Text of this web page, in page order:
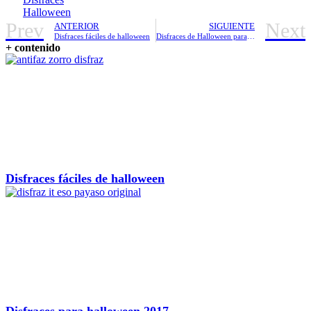
Halloween
Prev ANTERIOR
Disfraces fáciles de halloween
SIGUIENTE
Disfraces de Halloween para niños y niñas Next
+ contenido
Disfraces fáciles de halloween